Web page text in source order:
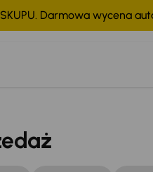
Darmowa wycena